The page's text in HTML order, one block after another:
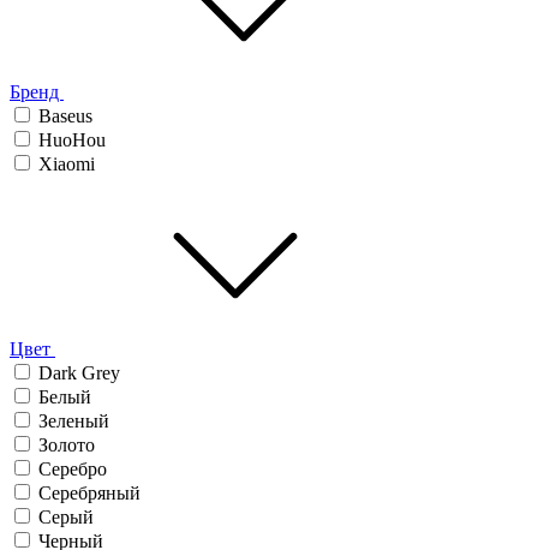
Бренд
Baseus
HuoHou
Xiaomi
Цвет
Dark Grey
Белый
Зеленый
Золото
Серебро
Серебряный
Серый
Черный